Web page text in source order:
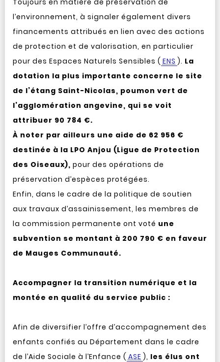
Toujours en matière de préservation de
l’environnement, à signaler également divers
financements attribués en lien avec des actions
de protection et de valorisation, en particulier
pour des Espaces Naturels Sensibles ( ENS ). La
dotation la plus importante concerne le site
de l’étang Saint-Nicolas, poumon vert de
l’agglomération angevine, qui se voit
attribuer 90 784 €.
À noter par ailleurs une aide de 62 956 €
destinée à la LPO Anjou (Ligue de Protection
des Oiseaux), pour des opérations de
préservation d’espèces protégées.
Enfin, dans le cadre de la politique de soutien
aux travaux d’assainissement, les membres de
la commission permanente ont voté une
subvention se montant à 200 790 € en faveur
de Mauges Communauté.
Accompagner la transition numérique et la
montée en qualité du service public :
Afin de diversifier l’offre d’accompagnement des
enfants confiés au Département dans le cadre
de l’Aide Sociale à l’Enfance ( ASE ), les élus ont